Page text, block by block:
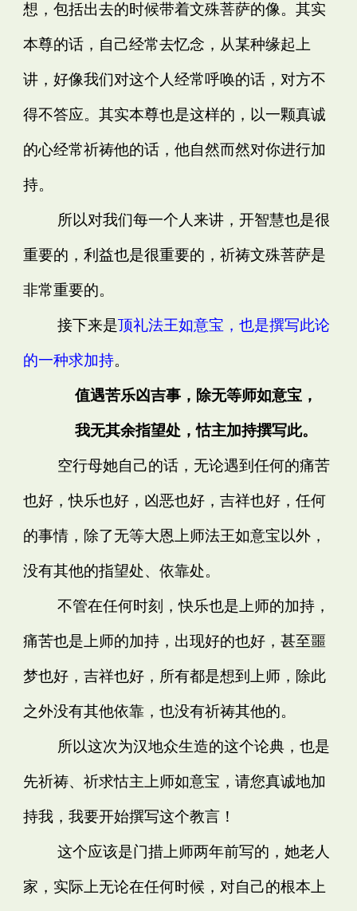
想，包括出去的时候带着文殊菩萨的像。其实
本尊的话，自己经常去忆念，从某种缘起上
讲，好像我们对这个人经常呼唤的话，对方不
得不答应。其实本尊也是这样的，以一颗真诚
的心经常祈祷他的话，他自然而然对你进行加
持。
所以对我们每一个人来讲，开智慧也是很
重要的，利益也是很重要的，祈祷文殊菩萨是
非常重要的。
接下来是顶礼法王如意宝，也是撰写此论
的一种求加持。
值遇苦乐凶吉事，除无等师如意宝，
我无其余指望处，怙主加持撰写此。
空行母她自己的话，无论遇到任何的痛苦
也好，快乐也好，凶恶也好，吉祥也好，任何
的事情，除了无等大恩上师法王如意宝以外，
没有其他的指望处、依靠处。
不管在任何时刻，快乐也是上师的加持，
痛苦也是上师的加持，出现好的也好，甚至噩
梦也好，吉祥也好，所有都是想到上师，除此
之外没有其他依靠，也没有祈祷其他的。
所以这次为汉地众生造的这个论典，也是
先祈祷、祈求怙主上师如意宝，请您真诚地加
持我，我要开始撰写这个教言！
这个应该是门措上师两年前写的，她老人
家，实际上无论在任何时候，对自己的根本上